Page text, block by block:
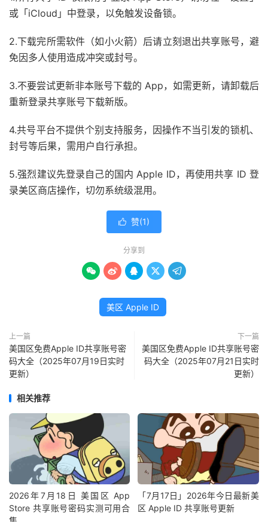
或「iCloud」中登录，以免触发设备锁。
2.下载完所需软件（如小火箭）后请立刻退出共享账号，避
免因多人使用造成冲突或封号。
3.不要尝试更新非本账号下载的 App，如需更新，请卸载后
重新登录共享账号下载新版。
4.共号平台不提供个别支持服务，因操作不当引发的锁机、
封号等后果，需用户自行承担。
5.强烈建议先登录自己的国内 Apple ID，再使用共享 ID 登
录美区商店操作，切勿系统级混用。
 赞(1)
分享到
    
美区 Apple ID
上一篇
美国区免费Apple ID共享账号密
码大全（2025年07月19日实时
更新）
下一篇
美国区免费Apple ID共享账号密
码大全（2025年07月21日实时
更新）
相关推荐
2026年7月18日 美国区 App
Store 共享账号密码实测可用合
「7月17日」2026年今日最新美
区 Apple ID 共享账号更新